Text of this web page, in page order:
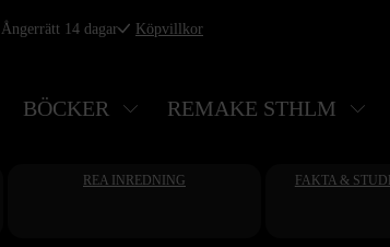
Ångerrätt 14 dagar Köpvillkor
BÖCKER REMAKE STHLM
REA INREDNING FAKTA &